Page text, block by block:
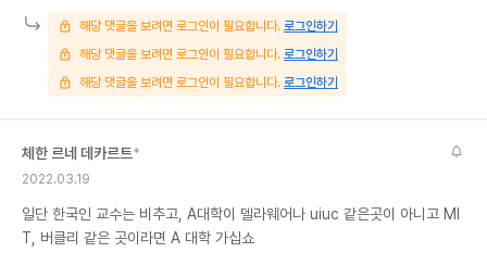
해당 댓글을 보려면 로그인이 필요합니다. 로그인하기
해당 댓글을 보려면 로그인이 필요합니다. 로그인하기
해당 댓글을 보려면 로그인이 필요합니다. 로그인하기
체한 르네 데카르트*
2022.03.19
일단 한국인 교수는 비추고, A대학이 델라웨어나 uiuc 같은곳이 아니고 MI
T, 버클리 같은 곳이라면 A 대학 가십쇼